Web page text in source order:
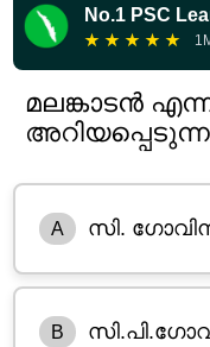
No.1 PSC
★ ★ ★ ★ ★
മലങ്കാടൻ
A സി.
B